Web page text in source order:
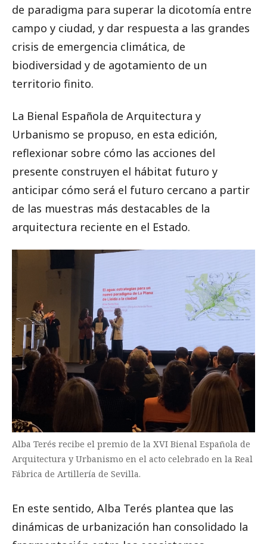
de paradigma para superar la dicotomía entre
campo y ciudad, y dar respuesta a las grandes
crisis de emergencia climática, de
biodiversidad y de agotamiento de un
territorio finito.
La Bienal Española de Arquitectura y
Urbanismo se propuso, en esta edición,
reflexionar sobre cómo las acciones del
presente construyen el hábitat futuro y
anticipar cómo será el futuro cercano a partir
de las muestras más destacables de la
arquitectura reciente en el Estado.
Alba Terés recibe el premio de la XVI Bienal Española de
Arquitectura y Urbanismo en el acto celebrado en la Real
Fábrica de Artillería de Sevilla.
En este sentido, Alba Terés plantea que las
dinámicas de urbanización han consolidado la